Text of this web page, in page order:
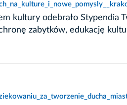
kultury odebrało Stypendia
zabytków, edukację